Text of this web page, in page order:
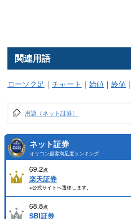
関連用語
ローソク足 ｜ チャート ｜ 始値 ｜ 終値 ｜
用語（ネット証券）
ネット証券
オリコン顧客満足度ランキング
69.2点
楽天証券
※公式サイトへ遷移します。
68.8点
SBI証券